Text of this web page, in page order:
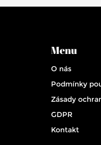
Menu
O nás
Podmínky
Zásady
GDPR
Kontakt